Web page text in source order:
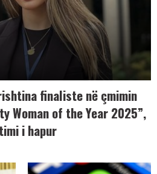
finaliste në çmimin
Woman of the Year 2025”,
i hapur